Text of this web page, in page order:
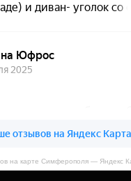
на карте Симферополя — Яндекс